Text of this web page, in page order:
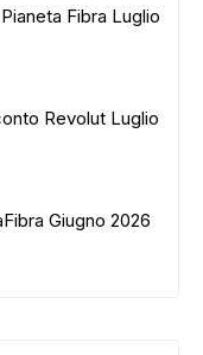
Fibra Luglio
Revolut Luglio
Giugno 2026